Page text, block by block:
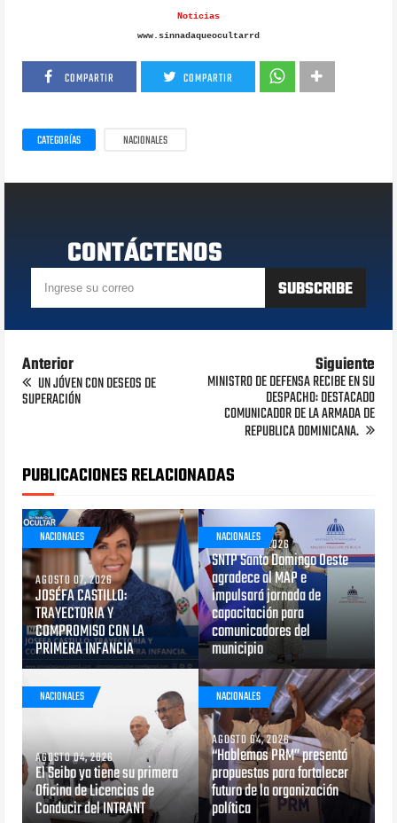
Noticias
www.sinnadaqueocultarrd
COMPARTIR COMPARTIR
CATEGORÍAS NACIONALES
CONTÁCTENOS
Anterior
UN JÓVEN CON DESEOS DE
SUPERACIÓN
Siguiente
MINISTRO DE DEFENSA RECIBE EN SU
DESPACHO: DESTACADO
COMUNICADOR DE LA ARMADA DE
REPUBLICA DOMINICANA.
PUBLICACIONES RELACIONADAS
NACIONALES
AGOSTO 07, 2026
JOSÉFA CASTILLO:
TRAYECTORIA Y
COMPROMISO CON LA
PRIMERA INFANCIA
NACIONALES
AGOSTO 05, 2026
SNTP Santo Domingo Oeste
agradece al MAP e
impulsará jornada de
capacitación para
comunicadores del
municipio
NACIONALES
AGOSTO 04, 2026
El Seibo ya tiene su primera
Oficina de Licencias de
Conducir del INTRANT
NACIONALES
AGOSTO 04, 2026
“Hablemos PRM” presentó
propuestas para fortalecer
futuro de la organización
política